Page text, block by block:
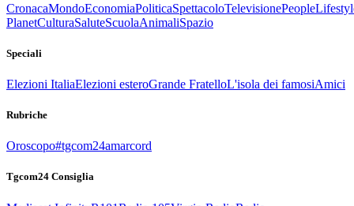
CronacaMondoEconomiaPoliticaSpettacoloTelevisionePeople
PlanetCulturaSaluteScuolaAnimaliSpazio
Speciali
Elezioni ItaliaElezioni esteroGrande FratelloL'isola dei famosiAmici
Rubriche
Oroscopo#tgcom24amarcord
Tgcom24 Consiglia